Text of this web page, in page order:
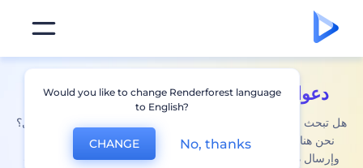
دعوات أعياد ميلادجميلة مصممة بسهولة
هل تبحث عن طريقة خالية من التوتر للتخطيط لحفل عيد الميلاد المقبل؟
نحن هنا لمساعدتك! تجعل Renderforest من السهل عليك إنشاء
وإرسال دعوات أعياد الميلاد على الإنترنت من أي مكان وفي أي وقت
Would you like to change Renderforest language
to English?
CHANGE No, thanks